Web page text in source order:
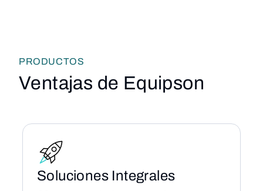
PRODUCTOS
Ventajas de Equipson
Soluciones Integrales